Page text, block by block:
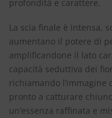
profondità e carattere.
La scia finale è intensa,
aumentano il potere di
amplificandone il lato
capacità seduttiva dei
richiamando
pronto a catturare
un’essenza raffinata e